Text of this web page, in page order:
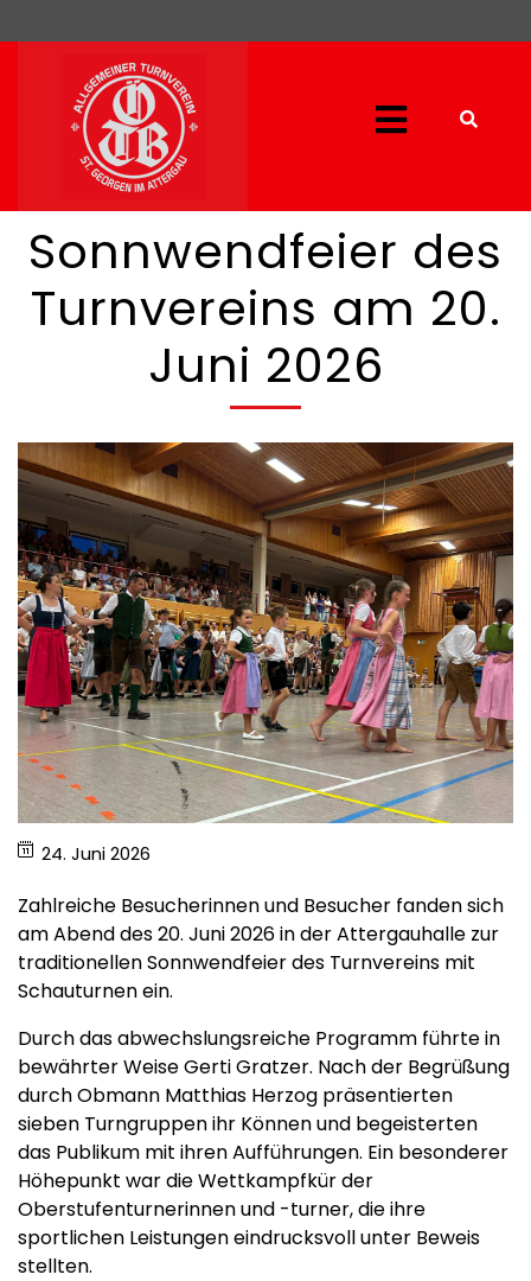
Sonnwendfeier des
Turnvereins am 20.
Juni 2026
24. Juni 2026
Zahlreiche Besucherinnen und Besucher fanden sich
am Abend des 20. Juni 2026 in der Attergauhalle zur
traditionellen Sonnwendfeier des Turnvereins mit
Schauturnen ein.
Durch das abwechslungsreiche Programm führte in
bewährter Weise Gerti Gratzer. Nach der Begrüßung
durch Obmann Matthias Herzog präsentierten
sieben Turngruppen ihr Können und begeisterten
das Publikum mit ihren Aufführungen. Ein besonderer
Höhepunkt war die Wettkampfkür der
Oberstufenturnerinnen und -turner, die ihre
sportlichen Leistungen eindrucksvoll unter Beweis
stellten.